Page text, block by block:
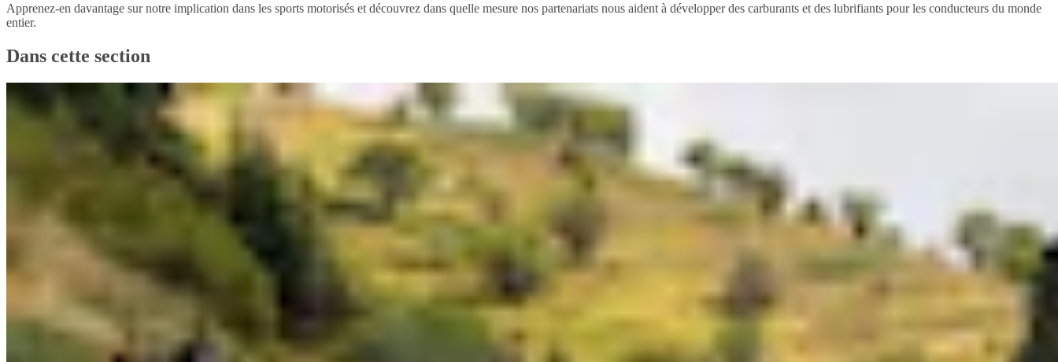
Apprenez-en davantage sur notre implication dans les sports motorisés et découvrez dans quelle mesure nos partenariats nous aident à développer des carburants et des lubrifiants pour les conducteurs du monde
entier.
Dans cette section